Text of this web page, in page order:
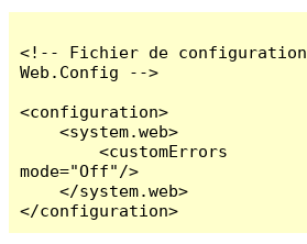
<!-- Fichier de configuration
Web.Config -->
<configuration>
    <system.web>
        <customErrors
mode="Off"/>
    </system.web>
</configuration>